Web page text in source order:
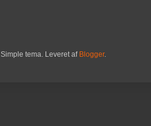
Simple tema. Leveret af Blogger.